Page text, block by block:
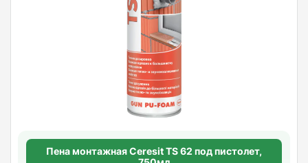
Пена монтажная Ceresit TS 62 под пистолет,